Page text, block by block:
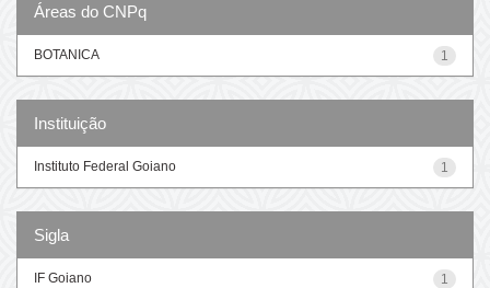
Áreas do CNPq
1
BOTANICA
Instituição
1
Instituto Federal Goiano
Sigla
1
IF Goiano